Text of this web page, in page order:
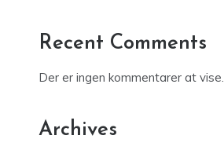
Recent Comments
Der er ingen kommentarer at vise.
Archives